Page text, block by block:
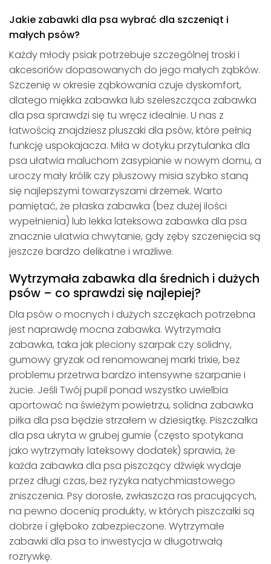
Jakie zabawki dla psa wybrać dla szczeniąt i
małych psów?
Każdy młody psiak potrzebuje szczególnej troski i
akcesoriów dopasowanych do jego małych ząbków.
Szczenię w okresie ząbkowania czuje dyskomfort,
dlatego miękka zabawka lub szeleszcząca zabawka
dla psa sprawdzi się tu wręcz idealnie. U nas z
łatwością znajdziesz pluszaki dla psów, które pełnią
funkcję uspokajacza. Miła w dotyku przytulanka dla
psa ułatwia maluchom zasypianie w nowym domu, a
uroczy mały królik czy pluszowy misia szybko staną
się najlepszymi towarzyszami drzemek. Warto
pamiętać, że płaska zabawka (bez dużej ilości
wypełnienia) lub lekka lateksowa zabawka dla psa
znacznie ułatwia chwytanie, gdy zęby szczenięcia są
jeszcze bardzo delikatne i wrażliwe.
Wytrzymała zabawka dla średnich i dużych
psów – co sprawdzi się najlepiej?
Dla psów o mocnych i dużych szczękach potrzebna
jest naprawdę mocna zabawka. Wytrzymała
zabawka, taka jak pleciony szarpak czy solidny,
gumowy gryzak od renomowanej marki trixie, bez
problemu przetrwa bardzo intensywne szarpanie i
żucie. Jeśli Twój pupil ponad wszystko uwielbia
aportować na świeżym powietrzu, solidna zabawka
piłka dla psa będzie strzałem w dziesiątkę. Piszczałka
dla psa ukryta w grubej gumie (często spotykana
jako wytrzymały lateksowy dodatek) sprawia, że
każda zabawka dla psa piszczący dźwięk wydaje
przez długi czas, bez ryzyka natychmiastowego
zniszczenia. Psy dorosłe, zwłaszcza ras pracujących,
na pewno docenią produkty, w których piszczałki są
dobrze i głęboko zabezpieczone. Wytrzymałe
zabawki dla psa to inwestycja w długotrwałą
rozrywkę.